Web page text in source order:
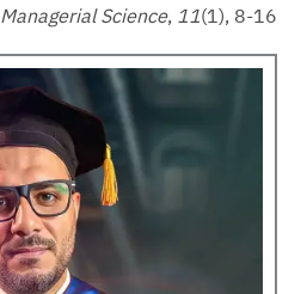
Managerial Science, 11(1), 8-16.‏